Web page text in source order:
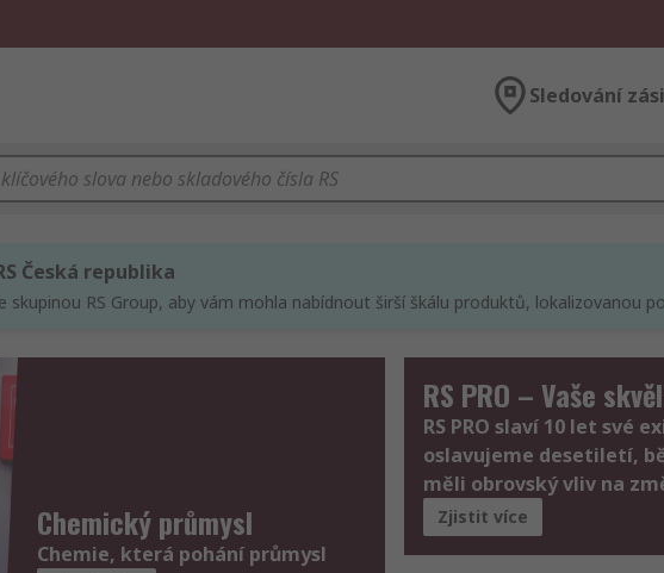
Sledování
Česká republika
skupinou RS Group, aby vám mohla nabídnout širší škálu produktů, lokalizovanou
Chemický průmysl
Chemie, která pohání průmysl
RS PRO – Vaše
RS PRO slaví 10 let své
oslavujeme desetiletí,
měli obrovský vliv na
Zjistit více